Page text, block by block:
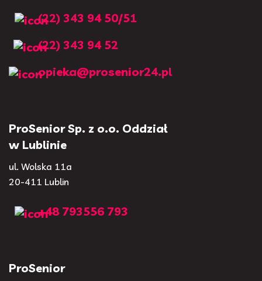
(22) 343 94 50/51
(22) 343 94 52
opieka@prosenior24.pl
ProSenior Sp. z o.o. Oddział
w Lublinie
ul. Wolska 11a
20-411 Lublin
+48 793556 793
ProSenior